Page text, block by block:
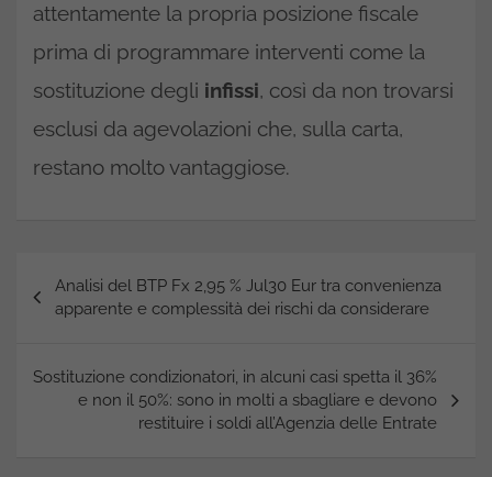
attentamente la propria posizione fiscale
prima di programmare interventi come la
sostituzione degli infissi, così da non trovarsi
esclusi da agevolazioni che, sulla carta,
restano molto vantaggiose.
Navigazione
articoli
Analisi del BTP Fx 2,95 % Jul30 Eur tra convenienza
apparente e complessità dei rischi da considerare
Sostituzione condizionatori, in alcuni casi spetta il 36%
e non il 50%: sono in molti a sbagliare e devono
restituire i soldi all’Agenzia delle Entrate